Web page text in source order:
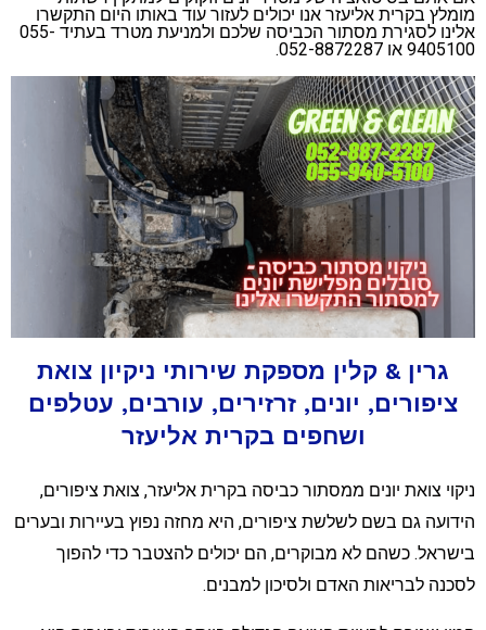
בקרית אליעזר אנו יכולים לעזור עוד באותו היום התקשרו
אלינו לסגירת מסתור הכביסה שלכם ולמניעת מטרד בעתיד 055-
או 052-8872287.
גרין & קלין מספקת שירותי ניקיון צואת
ציפורים, יונים, זרזירים, עורבים, עטלפים
ושחפים בקרית אליעזר
צואת יונים ממסתור כביסה בקרית אליעזר, צואת ציפורים,
גם בשם לשלשת ציפורים, היא מחזה נפוץ בעיירות ובערים
כשהם לא מבוקרים, הם יכולים להצטבר כדי להפוך
לבריאות האדם ולסיכון למבנים.